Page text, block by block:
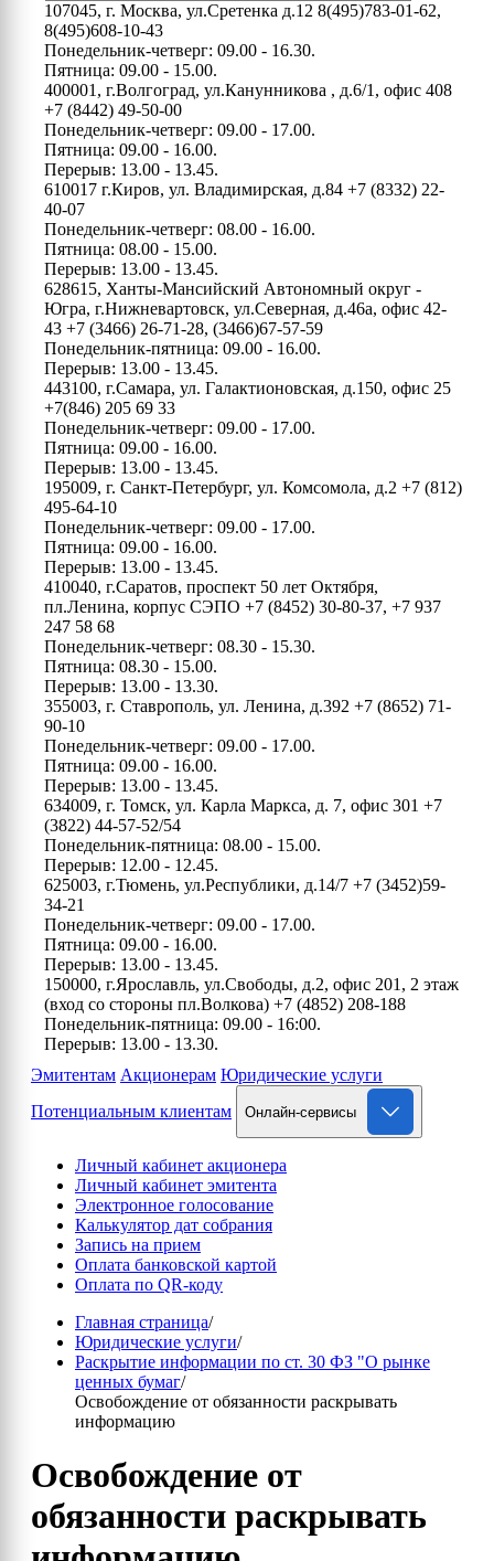
107045, г. Москва, ул.Сретенка д.12 8(495)783-01-62,
8(495)608-10-43
Понедельник-четверг: 09.00 - 16.30.
Пятница: 09.00 - 15.00.
400001, г.Волгоград, ул.Канунникова , д.6/1, офис 408
+7 (8442) 49-50-00
Понедельник-четверг: 09.00 - 17.00.
Пятница: 09.00 - 16.00.
Перерыв: 13.00 - 13.45.
610017 г.Киров, ул. Владимирская, д.84 +7 (8332) 22-
40-07
Понедельник-четверг: 08.00 - 16.00.
Пятница: 08.00 - 15.00.
Перерыв: 13.00 - 13.45.
628615, Ханты-Мансийский Автономный округ -
Югра, г.Нижневартовск, ул.Северная, д.46а, офис 42-
43 +7 (3466) 26-71-28, (3466)67-57-59
Понедельник-пятница: 09.00 - 16.00.
Перерыв: 13.00 - 13.45.
443100, г.Самара, ул. Галактионовская, д.150, офис 25
+7(846) 205 69 33
Понедельник-четверг: 09.00 - 17.00.
Пятница: 09.00 - 16.00.
Перерыв: 13.00 - 13.45.
195009, г. Санкт-Петербург, ул. Комсомола, д.2 +7 (812)
495-64-10
Понедельник-четверг: 09.00 - 17.00.
Пятница: 09.00 - 16.00.
Перерыв: 13.00 - 13.45.
410040, г.Саратов, проспект 50 лет Октября,
пл.Ленина, корпус СЭПО +7 (8452) 30-80-37, +7 937
247 58 68
Понедельник-четверг: 08.30 - 15.30.
Пятница: 08.30 - 15.00.
Перерыв: 13.00 - 13.30.
355003, г. Ставрополь, ул. Ленина, д.392 +7 (8652) 71-
90-10
Понедельник-четверг: 09.00 - 17.00.
Пятница: 09.00 - 16.00.
Перерыв: 13.00 - 13.45.
634009, г. Томск, ул. Карла Маркса, д. 7, офис 301 +7
(3822) 44-57-52/54
Понедельник-пятница: 08.00 - 15.00.
Перерыв: 12.00 - 12.45.
625003, г.Тюмень, ул.Республики, д.14/7 +7 (3452)59-
34-21
Понедельник-четверг: 09.00 - 17.00.
Пятница: 09.00 - 16.00.
Перерыв: 13.00 - 13.45.
150000, г.Ярославль, ул.Свободы, д.2, офис 201, 2 этаж
(вход со стороны пл.Волкова) +7 (4852) 208-188
Понедельник-пятница: 09.00 - 16:00.
Перерыв: 13.00 - 13.30.
Эмитентам Акционерам Юридические услуги
Потенциальным клиентам
Онлайн-сервисы
Личный кабинет акционера
Личный кабинет эмитента
Электронное голосование
Калькулятор дат собрания
Запись на прием
Оплата банковской картой
Оплата по QR-коду
Главная страница/
Юридические услуги/
Раскрытие информации по ст. 30 ФЗ "О рынке
ценных бумаг/
Освобождение от обязанности раскрывать
информацию
Освобождение от
обязанности раскрывать